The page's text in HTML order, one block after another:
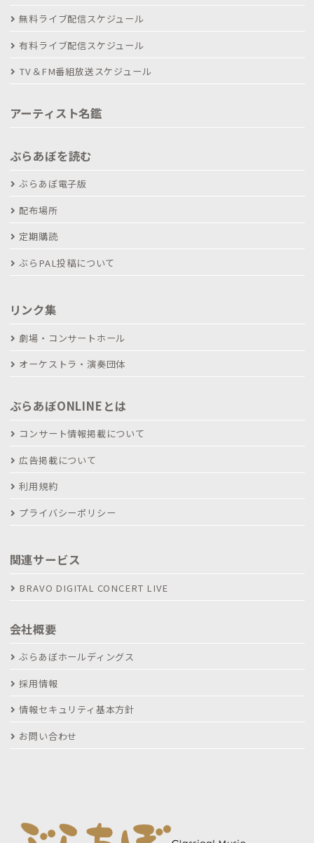
無料ライブ配信スケジュール
有料ライブ配信スケジュール
TV＆FM番組放送スケジュール
アーティスト名鑑
ぶらあぼを読む
ぶらあぼ電子版
配布場所
定期購読
ぶらPAL投稿について
リンク集
劇場・コンサートホール
オーケストラ・演奏団体
ぶらあぼONLINEとは
コンサート情報掲載について
広告掲載について
利用規約
プライバシーポリシー
関連サービス
BRAVO DIGITAL CONCERT LIVE
会社概要
ぶらあぼホールディングス
採用情報
情報セキュリティ基本方針
お問い合わせ